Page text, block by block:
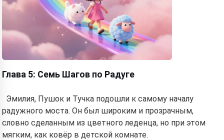
Глава 5: Семь Шагов по Радуге
Эмилия, Пушок и Тучка подошли к самому началу
радужного моста. Он был широким и прозрачным,
словно сделанным из цветного леденца, но при этом
мягким, как ковёр в детской комнате.